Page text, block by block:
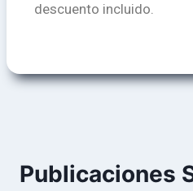
descuento incluido.
Publicaciones